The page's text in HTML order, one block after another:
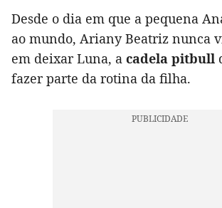
Desde o dia em que a pequena
ao mundo, Ariany Beatriz nunca
em deixar Luna, a cadela pitbull
fazer parte da rotina da filha.